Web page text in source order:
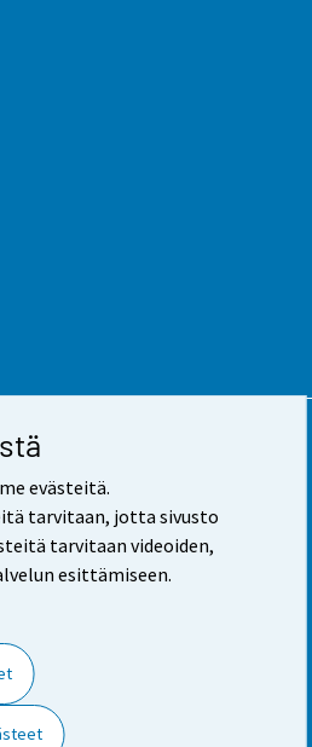
evästeitä.
tarvitaan, jotta sivusto
tarvitaan videoiden,
esittämiseen.